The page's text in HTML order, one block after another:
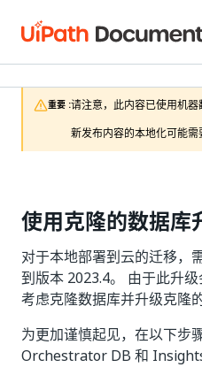
重要 :请注意，此内容已使用机器
新发布内容的本地化可能需
使用克隆的数据库
对于本地部署到云的迁移，
到版本 2023.4。 由于此升
考虑克隆数据库并升级克隆
为更加谨慎起见，在以下步
Orchestrator DB 和 Insights